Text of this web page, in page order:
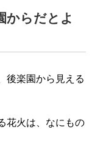
からだとよ
後楽園から見える
花火は、なにもの